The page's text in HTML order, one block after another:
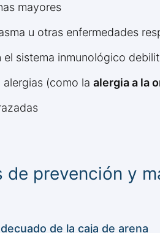
mayores
u otras enfermedades
el sistema inmunológico
(como la alergia a la
de prevención y
de la caja de arena